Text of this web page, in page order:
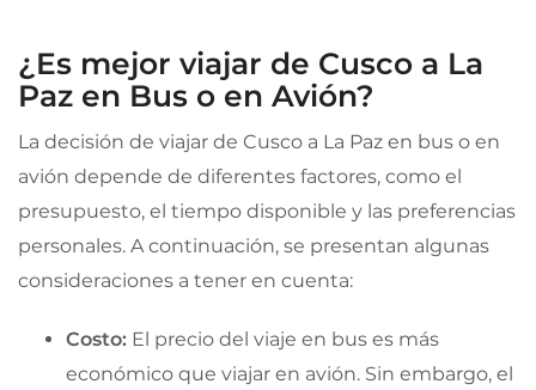
¿Es mejor viajar de Cusco a La
Paz en Bus o en Avión?
La decisión de viajar de Cusco a La Paz en bus o en
avión depende de diferentes factores, como el
presupuesto, el tiempo disponible y las preferencias
personales. A continuación, se presentan algunas
consideraciones a tener en cuenta:
Costo: El precio del viaje en bus es más
económico que viajar en avión. Sin embargo, el